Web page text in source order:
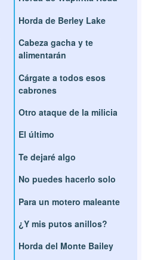
Horda de Berley Lake
Cabeza gacha y te
alimentarán
Cárgate a todos esos
cabrones
Otro ataque de la milicia
El último
Te dejaré algo
No puedes hacerlo solo
Para un motero maleante
¿Y mis putos anillos?
Horda del Monte Bailey